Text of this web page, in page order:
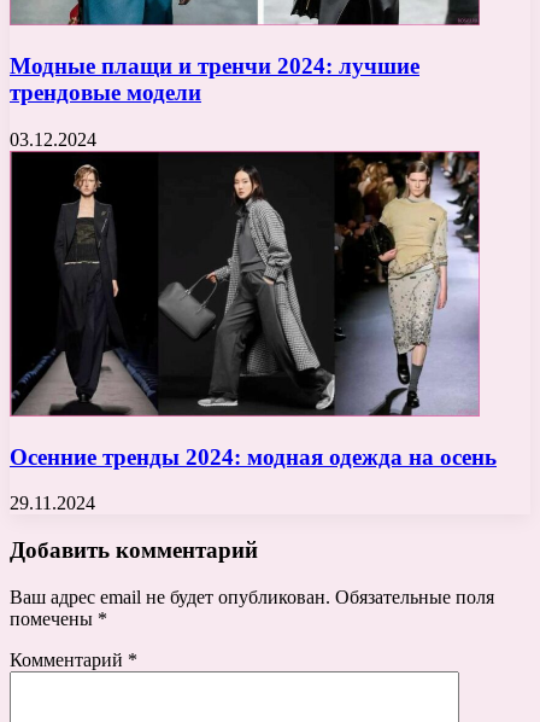
Модные плащи и тренчи 2024: лучшие
трендовые модели
03.12.2024
Осенние тренды 2024: модная одежда на осень
29.11.2024
Добавить комментарий
Ваш адрес email не будет опубликован. Обязательные поля
помечены *
Комментарий *